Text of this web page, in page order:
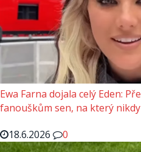
Ewa Farna dojala celý Eden:
fanouškům sen, na který
18.6.2026
0